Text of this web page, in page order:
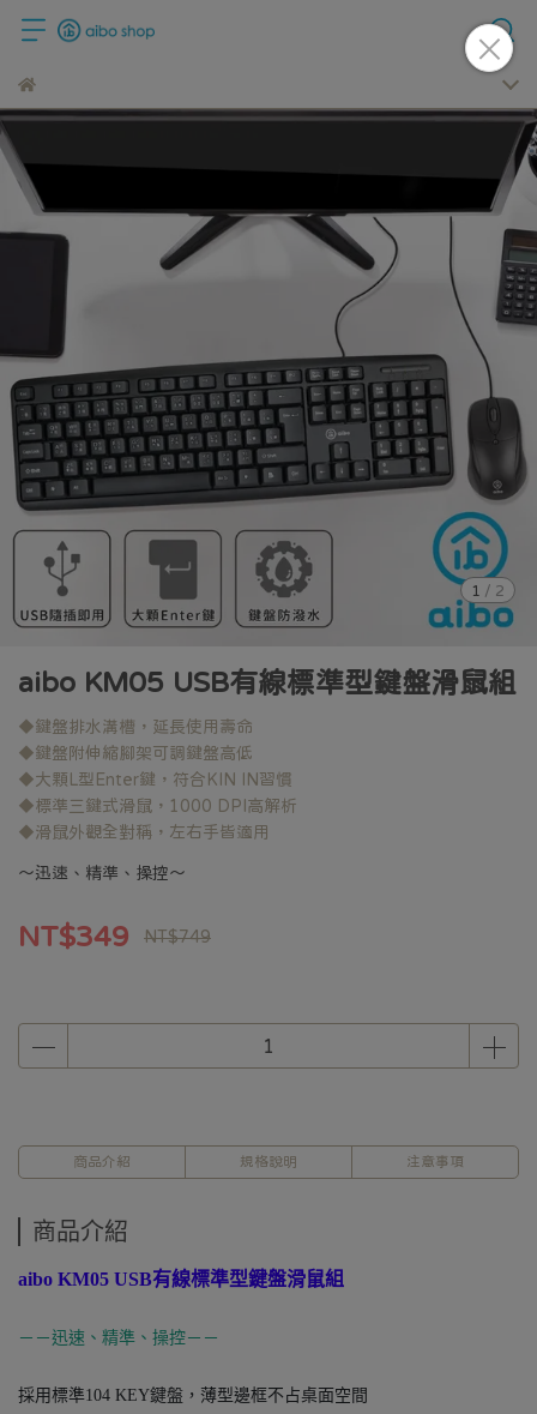
1 / 2
aibo KM05 USB有線標準型鍵盤滑鼠組
◆鍵盤排水溝槽，延長使用壽命
◆鍵盤附伸縮腳架可調鍵盤高低
◆大顆L型Enter鍵，符合KIN IN習慣
◆標準三鍵式滑鼠，1000 DPI高解析
◆滑鼠外觀全對稱，左右手皆適用
～迅速、精準、操控～
NT$349 NT$749
商品介紹 規格說明 注意事項
商品介紹
aibo KM05 USB有線標準型鍵盤滑鼠組
－－迅速、精準、操控－－
採用標準104 KEY鍵盤，薄型邊框不占桌面空間